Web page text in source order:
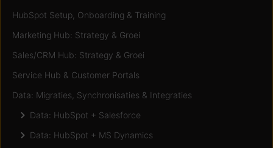
HubSpot Setup, Onboarding & Training
Marketing Hub: Strategy & Groei
Sales/CRM Hub: Strategy & Groei
Service Hub & Customer Portals
Data: Migraties, Synchronisaties & Integraties
Data: HubSpot + Salesforce
Data: HubSpot + MS Dynamics